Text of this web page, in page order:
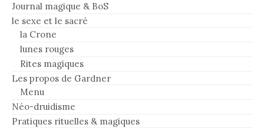
Journal magique & BoS
le sexe et le sacré
la Crone
lunes rouges
Rites magiques
Les propos de Gardner
Menu
Néo-druidisme
Pratiques rituelles & magiques